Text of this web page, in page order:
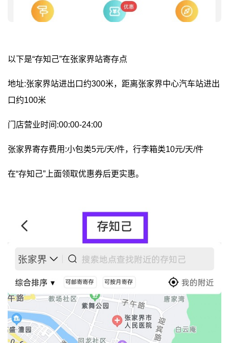
以下是“存知己”在张家界站寄存点
地址:张家界站进出口约300米，距离张家界中心汽车站进出
口约100米
门店营业时间:00:00-24:00
张家界寄存费用:小包类5元/天/件，行李箱类10元/天/件
在“存知己”上面领取优惠券后更实惠。